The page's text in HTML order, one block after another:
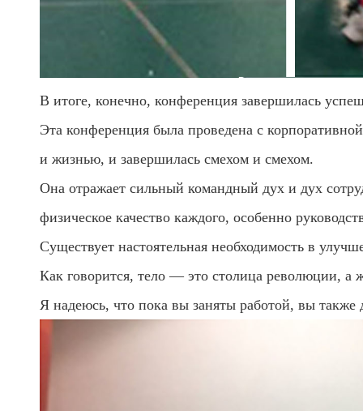
В итоге, конечно, конференция завершилась
Эта конференция была проведена с
и жизнью, и завершилась смехом и смехом.
Она отражает сильный командный дух и дух
физическое качество каждого, особенно
Существует настоятельная необходимость в
Как говорится, тело — это столица революции,
Я надеюсь, что пока вы заняты работой, вы также